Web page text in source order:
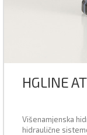
HGLINE
Višenamjenska
hidraulične